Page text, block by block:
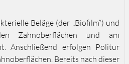
Beläge (der „Biofilm“) und
Zahnoberflächen und am
Anschließend erfolgen Politur
Bereits nach dieser